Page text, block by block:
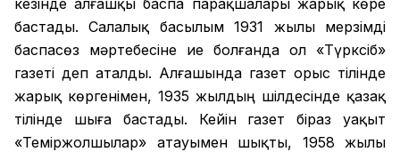
кезінде алғашқы баспа парақшалары жарық көре
бастады. Салалық басылым 1931 жылы мерзімді
баспасөз мәртебесіне ие болғанда ол «Түрксіб»
газеті деп аталды. Алғашында газет орыс тілінде
жарық көргенімен, 1935 жылдың шілдесінде қазақ
тілінде шыға бастады. Кейін газет біраз уақыт
«Теміржолшылар» атауымен шықты, 1958 жылы